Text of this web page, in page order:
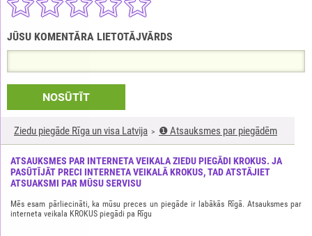
Ziedu piegāde Rīga un visa Latvija ❶ Atsauksmes par piegādēm
ATSAUKSMES PAR INTERNETA VEIKALA ZIEDU PIEGĀDI KROKUS. JA
PASŪTĪJĀT PRECI INTERNETA VEIKALĀ KROKUS, TAD ATSTĀJIET
ATSUAKSMI PAR MŪSU SERVISU
Mēs esam pārliecināti, ka mūsu preces un piegāde ir labākās Rīgā. Atsauksmes par
interneta veikala KROKUS piegādi pa Rīgu
JŪSU KOMENTĀRA LIETOTĀJVĀRDS
NOSŪTĪT